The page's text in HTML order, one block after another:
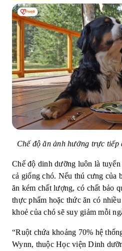
Chế độ ăn ảnh hưởng trực tiếp
Chế độ dinh dưỡng luôn là
cả giống chó. Nếu thú cưng của
ăn kém chất lượng, có chất bảo
thực phẩm hoặc thức ăn có
khoẻ của chó sẽ suy giảm mỗi
“Ruột chứa khoảng 70% hệ
Wynn, thuộc Học viện Dinh